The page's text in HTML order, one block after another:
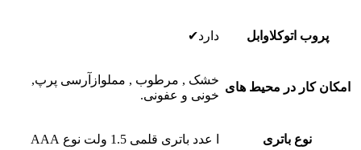
پروب اتوکلاوابل دارد✔
امکان کار در محیط های
خشک , مرطوب , مملوازآرسی پرپ,
خونی و عفونی.
نوع باتری ا عدد باتری قلمی 1.5 ولت نوع AAA